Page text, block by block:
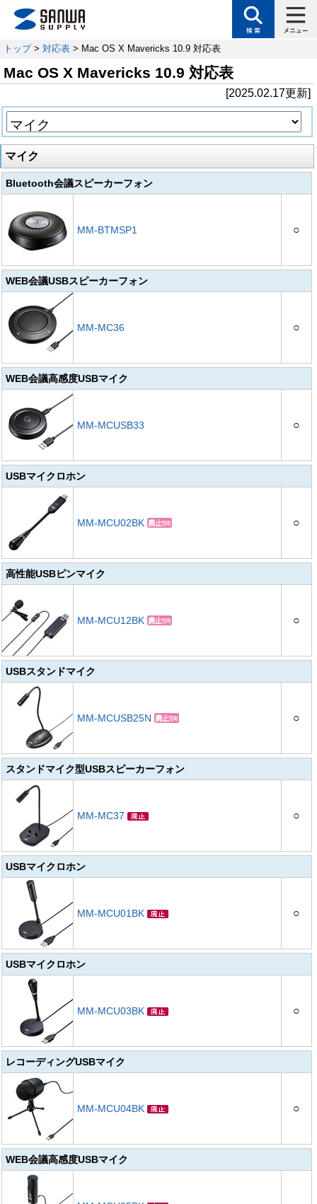
トップ> 対応表 > Mac OS X Mavericks 10.9 対応表
Mac OS X Mavericks 10.9 対応表
[2025.02.17更新]
マイク
Bluetooth会議スピーカーフォン
MM-BTMSP1 ○
WEB会議USBスピーカーフォン
MM-MC36 ○
WEB会議高感度USBマイク
MM-MCUSB33 ○
USBマイクロホン
MM-MCU02BK ○
高性能USBピンマイク
MM-MCU12BK ○
USBスタンドマイク
MM-MCUSB25N ○
スタンドマイク型USBスピーカーフォン
MM-MC37 ○
USBマイクロホン
MM-MCU01BK ○
USBマイクロホン
MM-MCU03BK ○
レコーディングUSBマイク
MM-MCU04BK ○
WEB会議高感度USBマイク